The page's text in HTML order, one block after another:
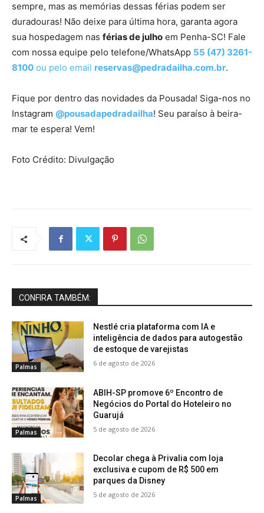
sempre, mas as memórias dessas férias podem ser
duradouras! Não deixe para última hora, garanta agora
sua hospedagem nas férias de julho em Penha-SC! Fale
com nossa equipe pelo telefone/WhatsApp 55 (47) 3261-
8100 ou pelo email reservas@pedradailha.com.br.
Fique por dentro das novidades da Pousada! Siga-nos no
Instagram @pousadapedradailha! Seu paraíso à beira-
mar te espera! Vem!
Foto Crédito: Divulgação
CONFIRA TAMBÉM:
Palmas
Nestlé cria plataforma com IA e
inteligência de dados para autogestão
de estoque de varejistas
6 de agosto de 2026
Palmas
ABIH-SP promove 6º Encontro de
Negócios do Portal do Hoteleiro no
Guarujá
5 de agosto de 2026
Palmas
Decolar chega à Privalia com loja
exclusiva e cupom de R$ 500 em
parques da Disney
5 de agosto de 2026